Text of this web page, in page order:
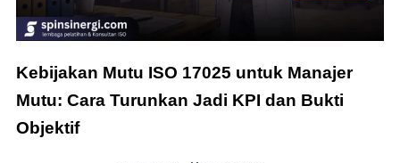
Kebijakan Mutu ISO 17025 untuk Manajer
Mutu: Cara Turunkan Jadi KPI dan Bukti
Objektif